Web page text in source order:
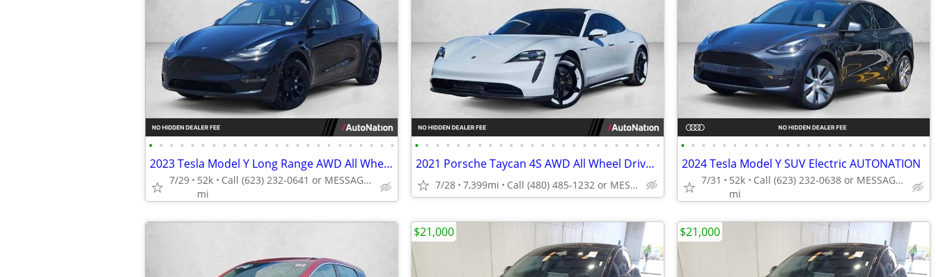
• • • • • • • • • • • • • • • • • • • • • • • •
2023 Tesla Model Y Long Range AWD All Wheel Drive SUV Electric AUTONATION
7/29
52k
mi
Call (623) 232-0641 or MESSAGE/CHAT to confirm availability
• • • • • • • • • • • • • • • • • • • • • • • •
2021 Porsche Taycan 4S AWD All Wheel Drive Electric AUTONATION
7/28 7,399mi Call (480) 485-1232 or MESSAGE/CHAT to confirm availability
• • • • • • • • • • • • • • • • • • • • • • • •
2024 Tesla Model Y SUV Electric AUTONATION
7/31
52k
mi
Call (623) 232-0638 or MESSAGE/CHAT to confirm availability
$21,000 $21,000